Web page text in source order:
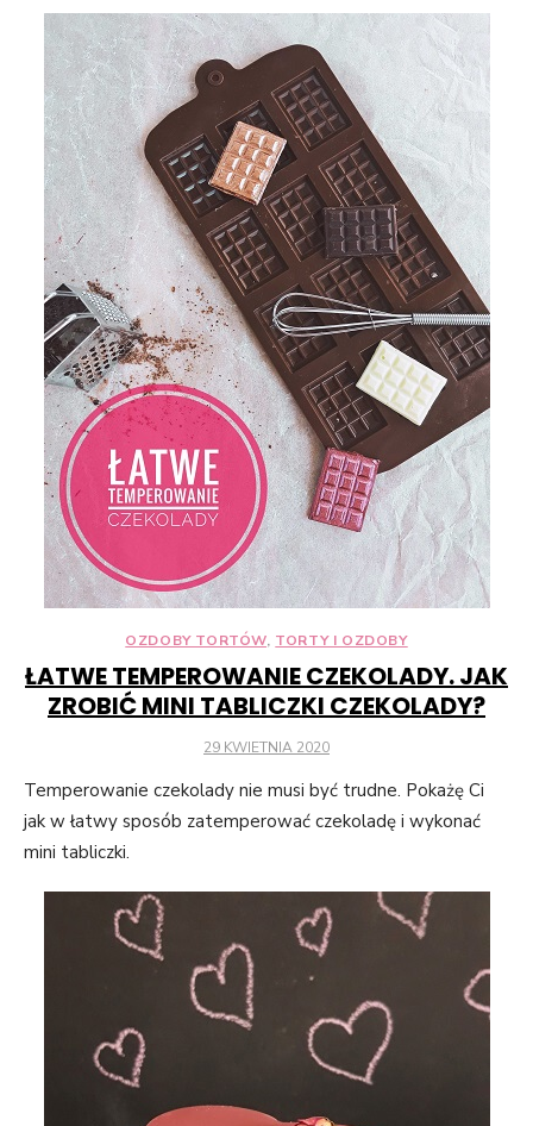
OZDOBY TORTÓW, TORTY I OZDOBY
ŁATWE TEMPEROWANIE CZEKOLADY. JAK
ZROBIĆ MINI TABLICZKI CZEKOLADY?
POSTED
29 KWIETNIA 2020
Temperowanie czekolady nie musi być trudne. Pokażę Ci
jak w łatwy sposób zatemperować czekoladę i wykonać
mini tabliczki.
spersonalizowanych
treści i ofert.